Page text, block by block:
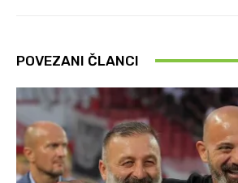
POVEZANI ČLANCI